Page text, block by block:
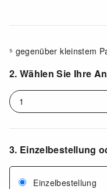
⁵ gegenüber kleinstem
2. Wählen Sie Ihre
3. Einzelbestellung
Einzelbestellung